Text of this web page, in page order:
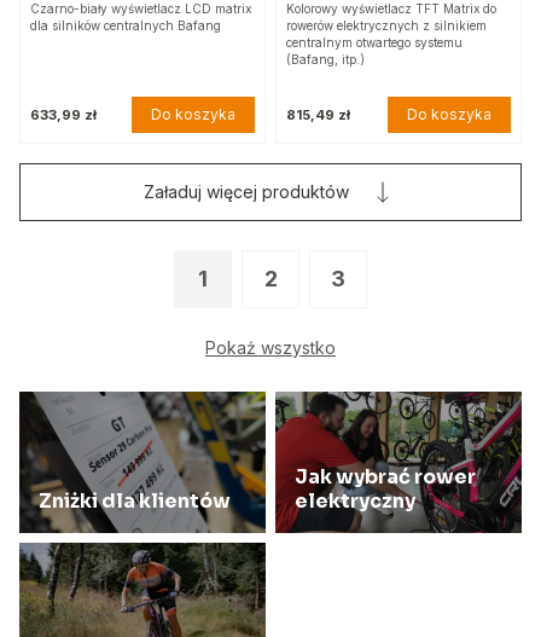
Czarno-biały wyświetlacz LCD matrix
dla silników centralnych Bafang
633,99 zł Do koszyka
Kolorowy wyświetlacz TFT Matrix do
rowerów elektrycznych z silnikiem
centralnym otwartego systemu
(Bafang, itp.)
815,49 zł Do koszyka
1 2 3
Pokaż wszystko
Załaduj więcej produktów
Zniżki dla klientów
Jak wybrać rower
elektryczny